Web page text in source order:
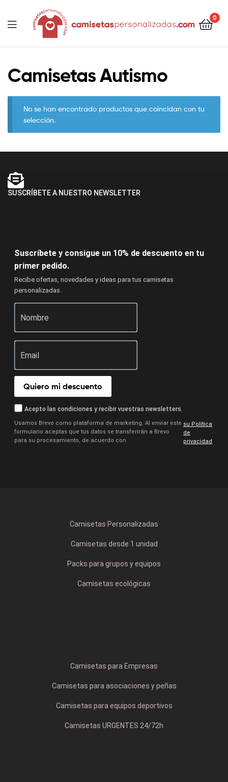
Camisetaspersonalizadas.com
0
Camisetas Autismo
No se han encontrado productos que coincidan con tu
selección.
SUSCRÍBETE A NUESTRO NEWSLETTER
Suscríbete y consigue un 10% de descuento en tu
primer pedido.
Recibe ofertas, novedades y ideas para tus camisetas
personalizadas.
Quiero mi descuento
Acepto las condiciones y recibir vuestras newsletters.
Usamos Brevo como plataforma de marketing. Al enviar este
formulario aceptas que tus datos se transferirán a Brevo
para su procesamiento, de acuerdo con
su Política
de
privacidad
.
Camisetas Personalizadas
Camisetas desde 1 unidad
Packs para grupos y equipos
Camisetas ecológicas
Camisetas para Empresas
Camisetas para asociaciones y peñas
Camisetas para equipos deportivos
Camisetas URGENTES 24/72h